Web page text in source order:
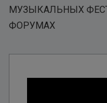
МУЗЫКАЛЬНЫХ
ФОРУМАХ